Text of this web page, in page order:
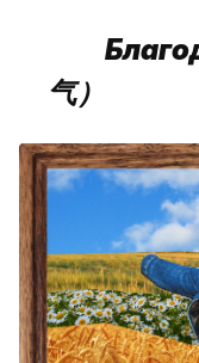
气）